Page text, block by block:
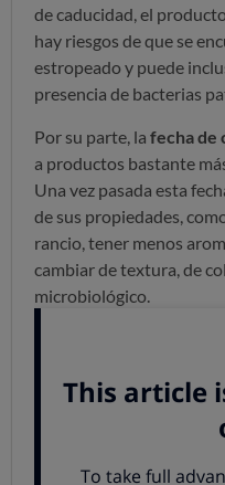
de caducidad, el
hay riesgos de que se
estropeado y puede
presencia de bacterias
Por su parte, la fecha de
a productos bastante
Una vez pasada esta
de sus propiedades,
rancio, tener menos
cambiar de textura, de
microbiológico.
hacer si vemos que
carnes, pescados,
jamón cocido... Eso